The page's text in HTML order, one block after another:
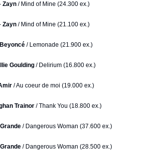
Zayn / Mind of Mine (24.300 ex.)
Zayn / Mind of Mine (21.100 ex.)
Beyoncé / Lemonade (21.900 ex.)
Goulding / Delirium (16.800 ex.)
/ Au coeur de moi (19.000 ex.)
Trainor/ Thank You (18.800 ex.)
/ Dangerous Woman (37.600 ex.)
/ Dangerous Woman (28.500 ex.)